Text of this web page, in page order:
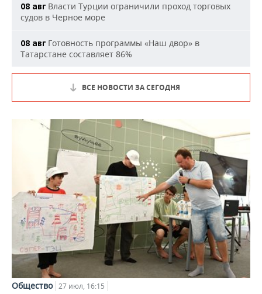
08 авг Власти Турции ограничили проход торговых
судов в Черное море
08 авг Готовность программы «Наш двор» в
Татарстане составляет 86%
ВСЕ НОВОСТИ ЗА СЕГОДНЯ
Общество 27 июл, 16:15